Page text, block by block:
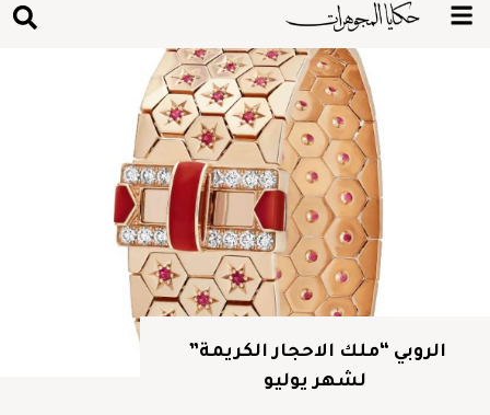
الروبي “ملك الاحجار الكريمة”
لشهر يوليو